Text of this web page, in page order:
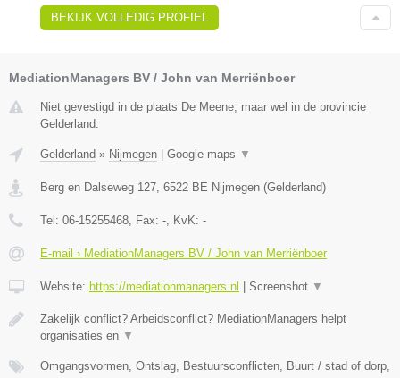
BEKIJK VOLLEDIG PROFIEL
MediationManagers BV / John van Merriënboer
Niet gevestigd in de plaats De Meene, maar wel in de provincie
Gelderland.
Gelderland » Nijmegen Google maps ▼
Berg en Dalseweg 127 6522 BE Nijmegen (Gelderland)
Tel: 06-15255468 , Fax: - , KvK: -
E-mail › MediationManagers BV / John van Merriënboer
Website: https://mediationmanagers.nl Screenshot ▼
Zakelijk conflict? Arbeidsconflict? MediationManagers helpt
organisaties en ▼
Omgangsvormen, Ontslag, Bestuursconflicten, Buurt / stad of dorp,